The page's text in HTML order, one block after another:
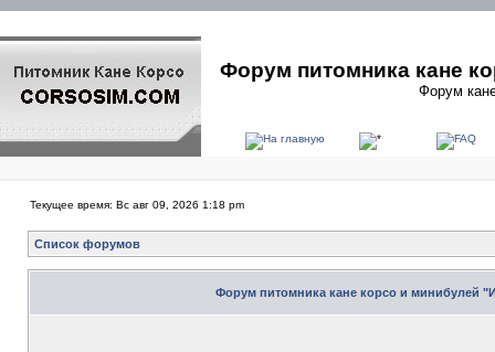
Форум питомника кане
Форум
Текущее время: Вс авг 09, 2026 1:18 pm
Список форумов
Форум питомника кане корсо и минибулей